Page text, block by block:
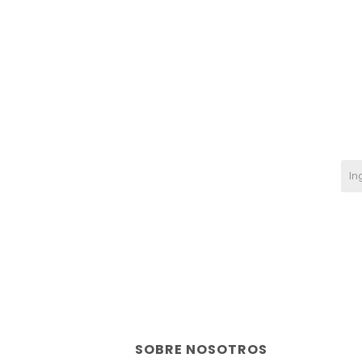
SOBRE NOSOTROS